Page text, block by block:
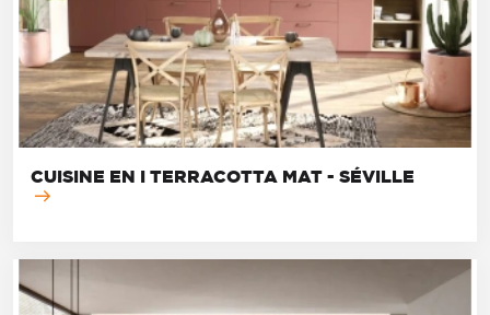
CUISINE EN I TERRACOTTA MAT - SÉVILLE